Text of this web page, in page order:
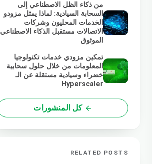
من ذكاء الظل الاصطناعي إلى
السحابة السيادية: لماذا يمثل مزودو
الخدمات المحليون وشركات
الاتصالات مستقبل الذكاء الاصطناعي
الموثوق
تمكين مزودي خدمات تكنولوجيا
المعلومات من خلال حلول سحابية
خضراء وسيادية مستقلة عن الـ
Hyperscaler
كل المنشورات
RELATED POSTS